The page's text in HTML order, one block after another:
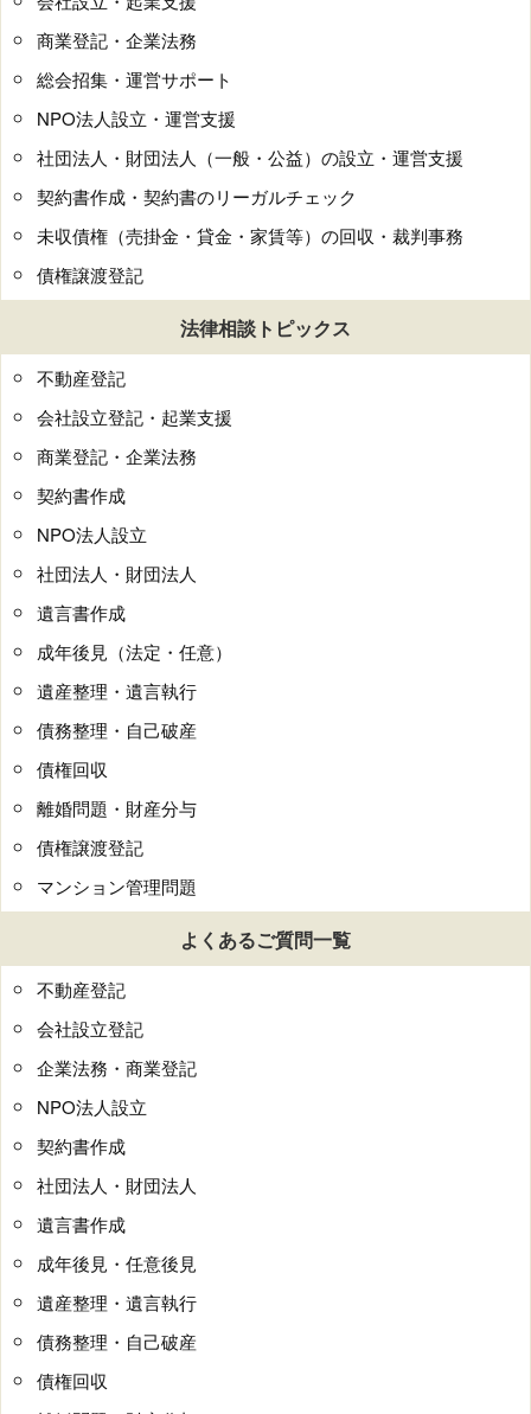
商業登記・企業法務
総会招集・運営サポート
NPO法人設立・運営支援
社団法人・財団法人（一般・公益）の設立・運営支援
契約書作成・契約書のリーガルチェック
未収債権（売掛金・貸金・家賃等）の回収・裁判事務
債権譲渡登記
法律相談トピックス
不動産登記
会社設立登記・起業支援
商業登記・企業法務
契約書作成
NPO法人設立
社団法人・財団法人
遺言書作成
成年後見（法定・任意）
遺産整理・遺言執行
債務整理・自己破産
債権回収
離婚問題・財産分与
債権譲渡登記
マンション管理問題
よくあるご質問一覧
不動産登記
会社設立登記
企業法務・商業登記
NPO法人設立
契約書作成
社団法人・財団法人
遺言書作成
成年後見・任意後見
遺産整理・遺言執行
債務整理・自己破産
債権回収